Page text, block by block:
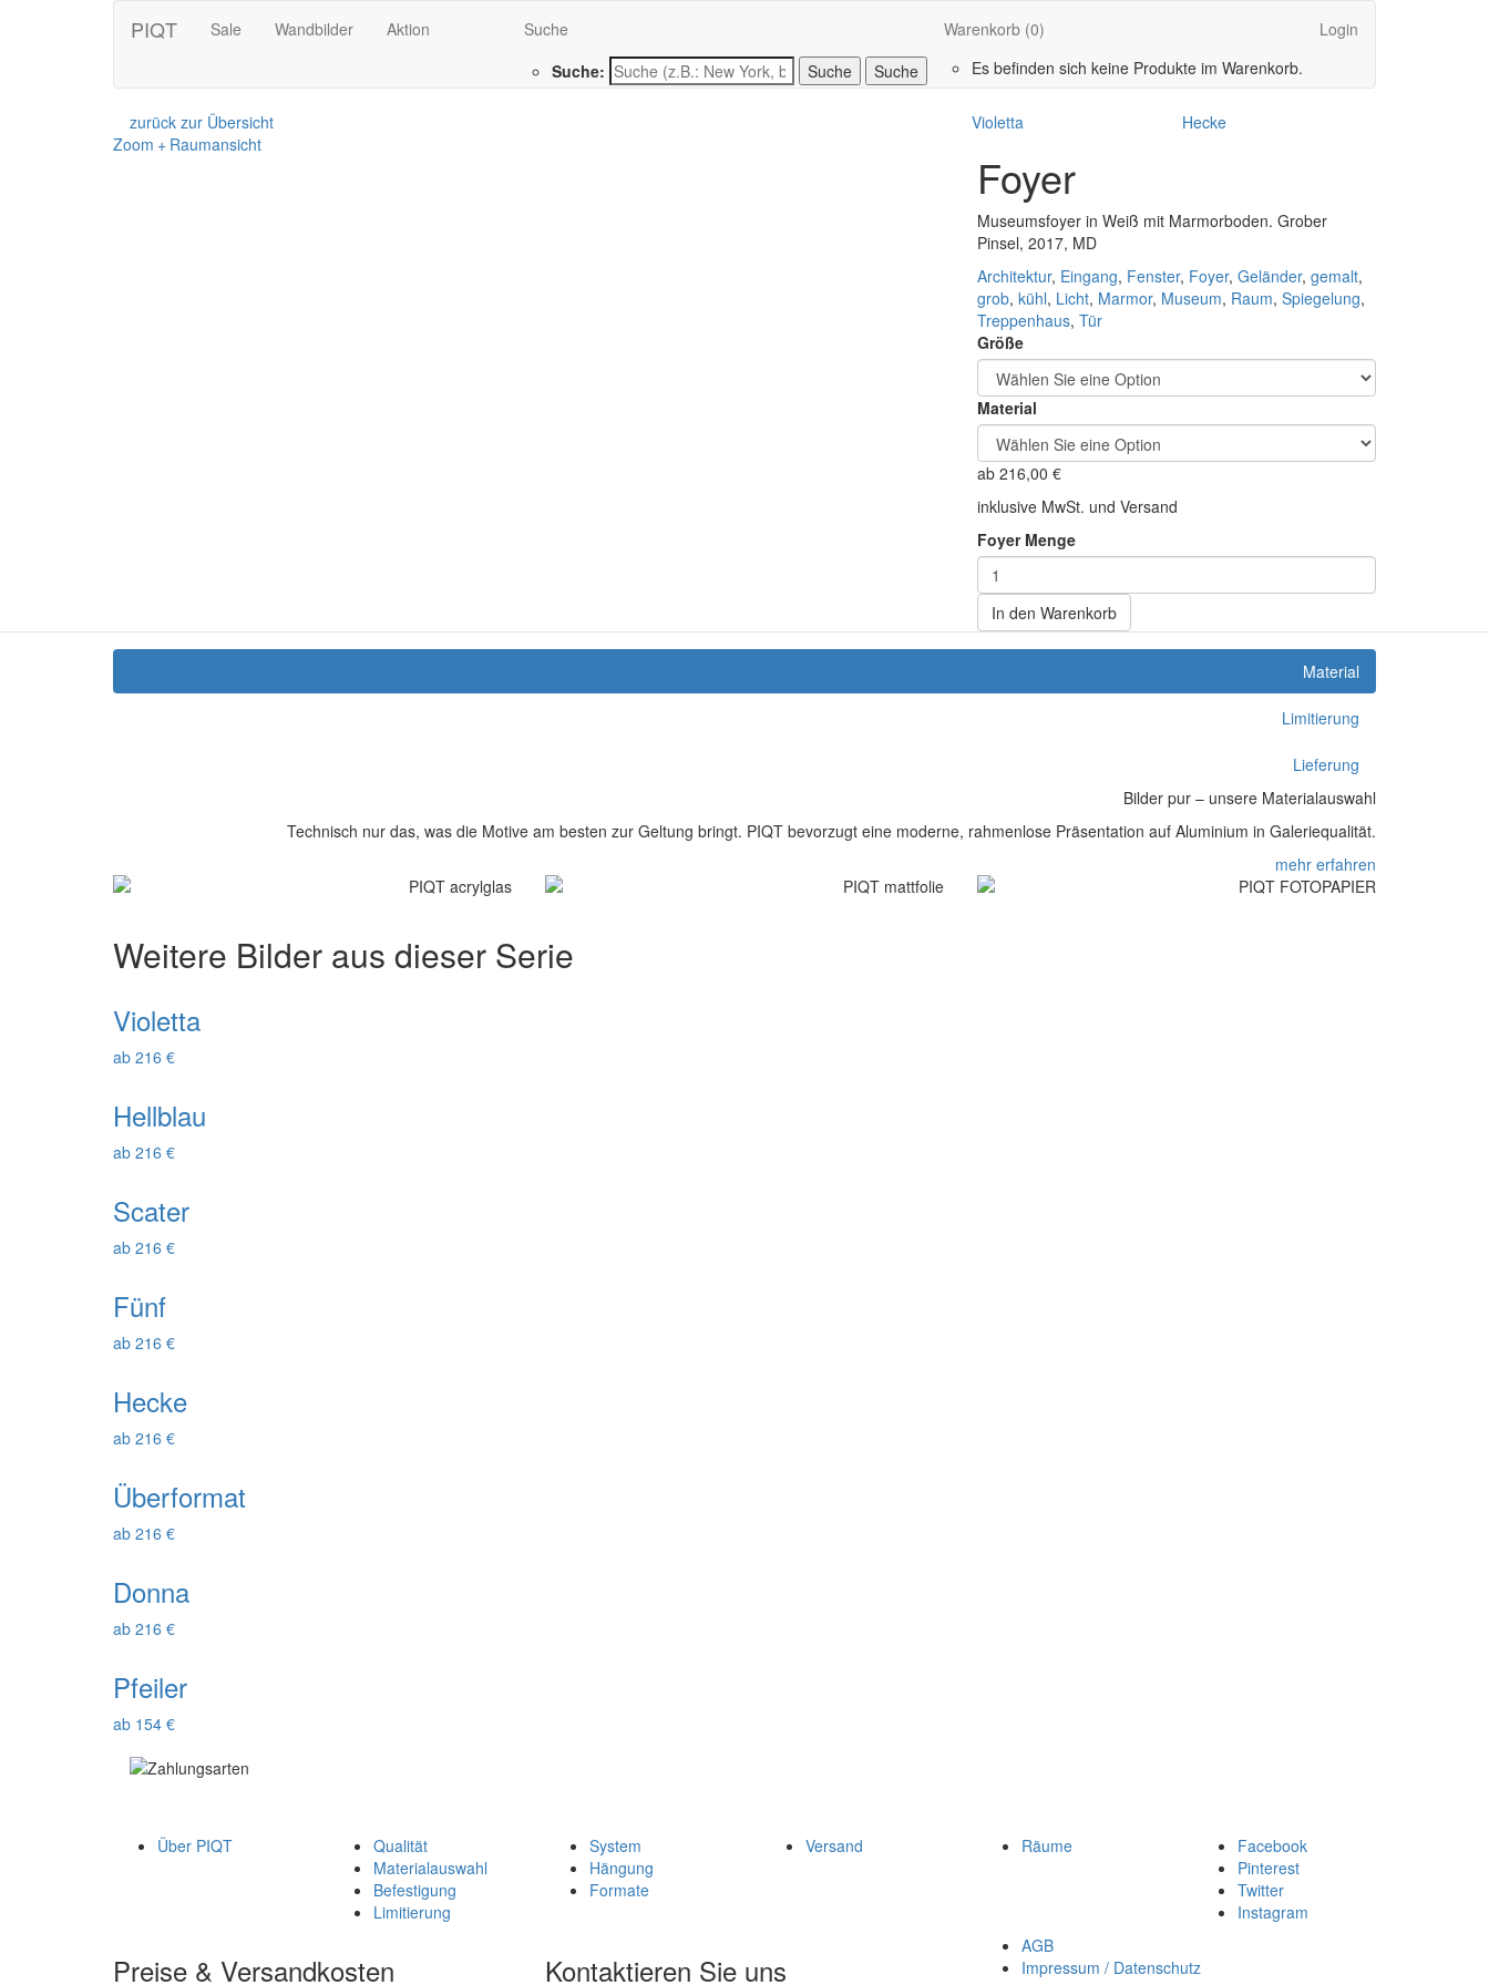
PIQT Sale Wandbilder Aktion
Suche
Suche:
Suche
Warenkorb (0)
Es befinden sich keine Produkte im Warenkorb.
Login
zurück zur Übersicht Violetta
Hecke
Zoom + Raumansicht
Foyer
Museumsfoyer in Weiß mit Marmorboden. Grober
Pinsel, 2017, MD
Architektur, Eingang, Fenster, Foyer, Geländer, gemalt,
grob, kühl, Licht, Marmor, Museum, Raum, Spiegelung,
Treppenhaus, Tür
Größe
Material
ab 216,00 €
inklusive MwSt. und Versand
Foyer Menge
In den Warenkorb
Material
Limitierung
Lieferung
Bilder pur – unsere Materialauswahl
Technisch nur das, was die Motive am besten zur Geltung bringt. PIQT bevorzugt eine moderne, rahmenlose Präsentation auf Aluminium in Galeriequalität.
mehr erfahren
Weitere Bilder aus dieser Serie
Violetta
ab 216 €
Hellblau
ab 216 €
Scater
ab 216 €
Fünf
ab 216 €
Hecke
ab 216 €
Überformat
ab 216 €
Donna
ab 216 €
Pfeiler
ab 154 €
Über PIQT
Qualität
Materialauswahl
Befestigung
Limitierung
System
Hängung
Formate
Versand Räume
Facebook
Pinterest
Twitter
Instagram
Preise & Versandkosten Kontaktieren Sie uns
AGB
Impressum / Datenschutz